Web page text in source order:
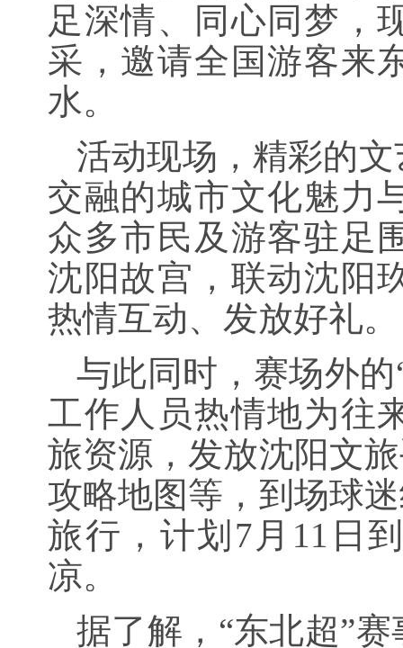
足深情、同心同梦，
采，邀请全国游客来
水。
活动现场，精彩的
交融的城市文化魅力
众多市民及游客驻足
沈阳故宫，联动沈阳
热情互动、发放好礼。
与此同时，赛场外
工作人员热情地为往
旅资源，发放沈阳文
攻略地图等，到场球
旅行，计划7月11日
凉。
据了解，“东北超”